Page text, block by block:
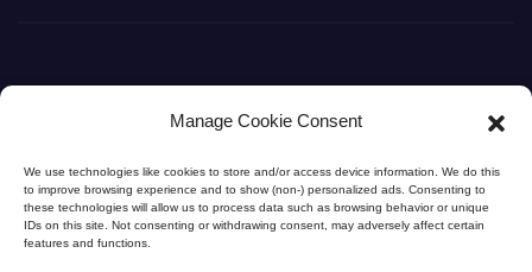
Manage Cookie Consent
We use technologies like cookies to store and/or access device information. We do this
to improve browsing experience and to show (non-) personalized ads. Consenting to
these technologies will allow us to process data such as browsing behavior or unique
IDs on this site. Not consenting or withdrawing consent, may adversely affect certain
features and functions.
Svet Medicine
Svet Medicine na dlanu